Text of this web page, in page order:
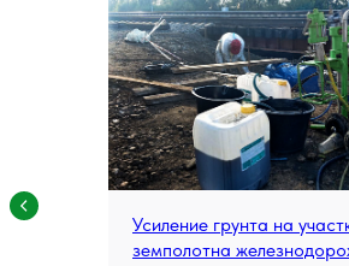
Усиление грунта на
земполотна